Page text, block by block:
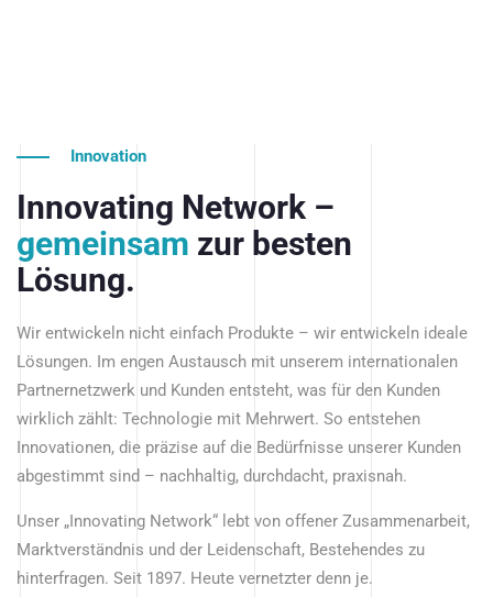
Innovation
Innovating Network –
gemeinsam zur besten
Lösung.
Wir entwickeln nicht einfach Produkte – wir entwickeln ideale
Lösungen. Im engen Austausch mit unserem internationalen
Partnernetzwerk und Kunden entsteht, was für den Kunden
wirklich zählt: Technologie mit Mehrwert. So entstehen
Innovationen, die präzise auf die Bedürfnisse unserer Kunden
abgestimmt sind – nachhaltig, durchdacht, praxisnah.
Unser „Innovating Network“ lebt von offener Zusammenarbeit,
Marktverständnis und der Leidenschaft, Bestehendes zu
hinterfragen. Seit 1897. Heute vernetzter denn je.